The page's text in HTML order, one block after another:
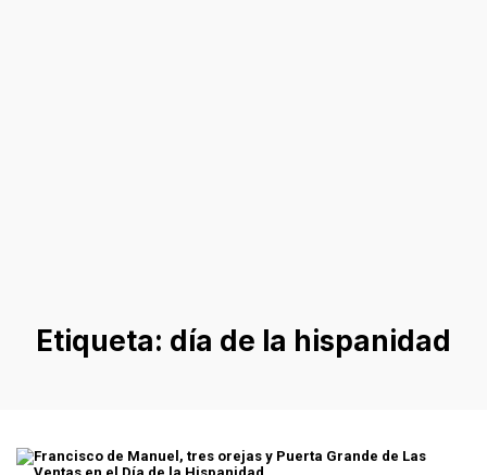
Etiqueta: día de la hispanidad